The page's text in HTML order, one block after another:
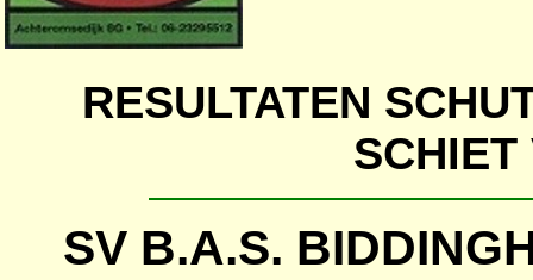
RESULTATEN
SCHIET
SV B.A.S.